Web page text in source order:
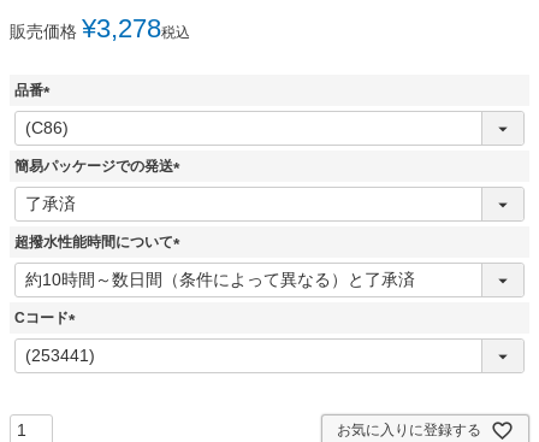
販売価格 ¥3,278税込
品番
(
必
須
簡易パッケージでの発送
(
須
超撥水性能時間について
(
必
Cコード
(
必
お気に入りに登録する